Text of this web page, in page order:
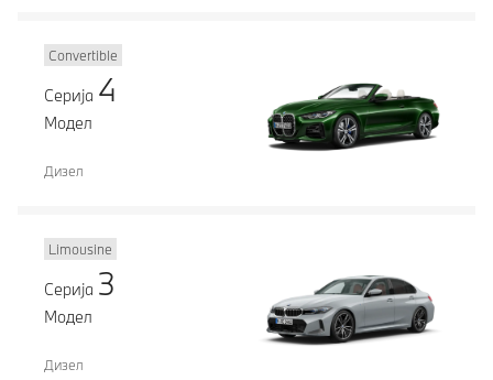
Convertible
Серија 4
Модел
Дизел
Limousine
Серија 3
Модел
Дизел